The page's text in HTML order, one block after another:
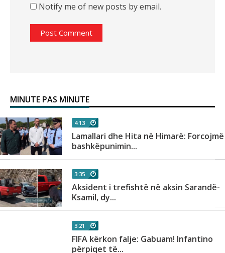
Notify me of new posts by email.
MINUTE PAS MINUTE
4:13
Lamallari dhe Hita në Himarë: Forcojmë
bashkëpunimin...
3:35
Aksident i trefishtë në aksin Sarandë-
Ksamil, dy...
3:21
FIFA kërkon falje: Gabuam! Infantino
përpiqet të...